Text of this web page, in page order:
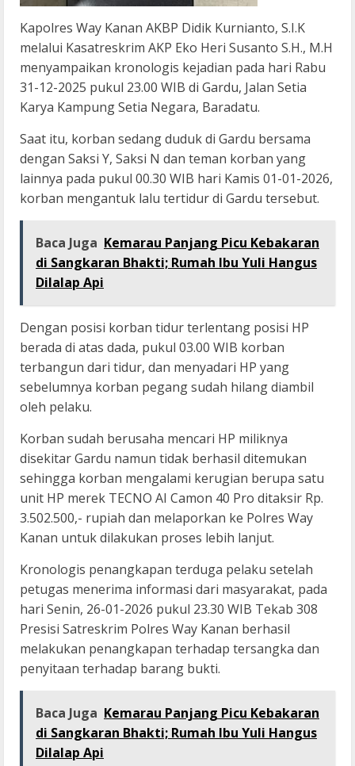
Kapolres Way Kanan AKBP Didik Kurnianto, S.I.K
melalui Kasatreskrim AKP Eko Heri Susanto S.H., M.H
menyampaikan kronologis kejadian pada hari Rabu
31-12-2025 pukul 23.00 WIB di Gardu, Jalan Setia
Karya Kampung Setia Negara, Baradatu.
Saat itu, korban sedang duduk di Gardu bersama
dengan Saksi Y, Saksi N dan teman korban yang
lainnya pada pukul 00.30 WIB hari Kamis 01-01-2026,
korban mengantuk lalu tertidur di Gardu tersebut.
Baca Juga Kemarau Panjang Picu Kebakaran
di Sangkaran Bhakti; Rumah Ibu Yuli Hangus
Dilalap Api
Dengan posisi korban tidur terlentang posisi HP
berada di atas dada, pukul 03.00 WIB korban
terbangun dari tidur, dan menyadari HP yang
sebelumnya korban pegang sudah hilang diambil
oleh pelaku.
Korban sudah berusaha mencari HP miliknya
disekitar Gardu namun tidak berhasil ditemukan
sehingga korban mengalami kerugian berupa satu
unit HP merek TECNO AI Camon 40 Pro ditaksir Rp.
3.502.500,- rupiah dan melaporkan ke Polres Way
Kanan untuk dilakukan proses lebih lanjut.
Kronologis penangkapan terduga pelaku setelah
petugas menerima informasi dari masyarakat, pada
hari Senin, 26-01-2026 pukul 23.30 WIB Tekab 308
Presisi Satreskrim Polres Way Kanan berhasil
melakukan penangkapan terhadap tersangka dan
penyitaan terhadap barang bukti.
Baca Juga Kemarau Panjang Picu Kebakaran
di Sangkaran Bhakti; Rumah Ibu Yuli Hangus
Dilalap Api